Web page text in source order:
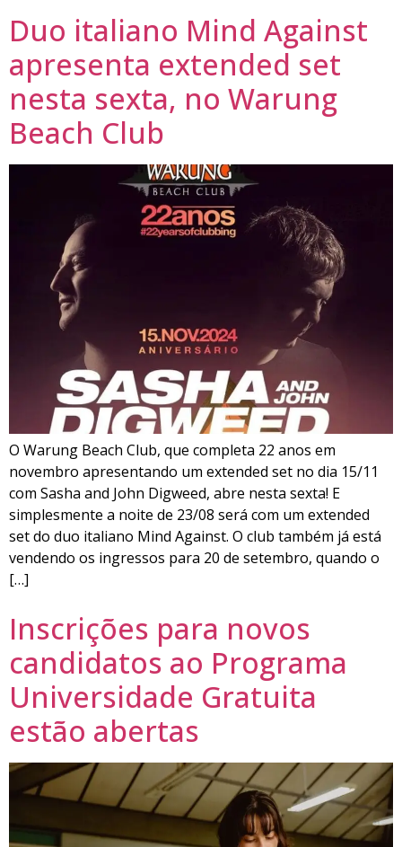
Duo italiano Mind Against
apresenta extended set
nesta sexta, no Warung
Beach Club
O Warung Beach Club, que completa 22 anos em
novembro apresentando um extended set no dia 15/11
com Sasha and John Digweed, abre nesta sexta! E
simplesmente a noite de 23/08 será com um extended
set do duo italiano Mind Against. O club também já está
vendendo os ingressos para 20 de setembro, quando o
[…]
Inscrições para novos
candidatos ao Programa
Universidade Gratuita
estão abertas